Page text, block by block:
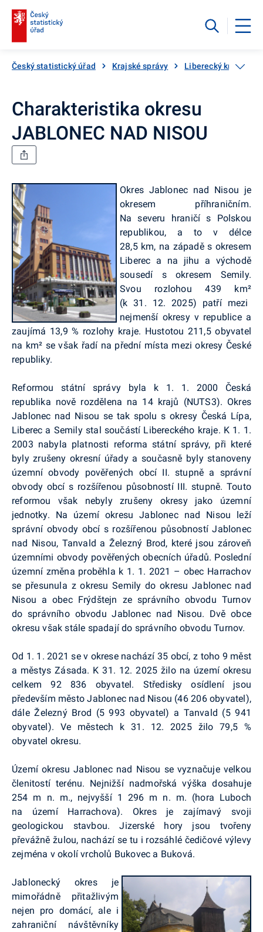
Český statistický úřad Krajské správy Liberecký kraj
Charakteristika okresu
JABLONEC NAD NISOU
Okres Jablonec nad Nisou je
okresem příhraničním.
Na severu hraničí s Polskou
republikou, a to v délce
28,5 km, na západě s okresem
Liberec a na jihu a východě
sousedí s okresem Semily.
Svou rozlohou 439 km²
(k 31. 12. 2025) patří mezi
nejmenší okresy v republice a
zaujímá 13,9 % rozlohy kraje. Hustotou 211,5 obyvatel
na km² se však řadí na přední místa mezi okresy České
republiky.
Reformou státní správy byla k 1. 1. 2000 Česká
republika nově rozdělena na 14 krajů (NUTS3). Okres
Jablonec nad Nisou se tak spolu s okresy Česká Lípa,
Liberec a Semily stal součástí Libereckého kraje. K 1. 1.
2003 nabyla platnosti reforma státní správy, při které
byly zrušeny okresní úřady a současně byly stanoveny
územní obvody pověřených obcí II. stupně a správní
obvody obcí s rozšířenou působností III. stupně. Touto
reformou však nebyly zrušeny okresy jako územní
jednotky. Na území okresu Jablonec nad Nisou leží
správní obvody obcí s rozšířenou působností Jablonec
nad Nisou, Tanvald a Železný Brod, které jsou zároveň
územními obvody pověřených obecních úřadů. Poslední
územní změna proběhla k 1. 1. 2021 – obec Harrachov
se přesunula z okresu Semily do okresu Jablonec nad
Nisou a obec Frýdštejn ze správního obvodu Turnov
do správního obvodu Jablonec nad Nisou. Dvě obce
okresu však stále spadají do správního obvodu Turnov.
Od 1. 1. 2021 se v okrese nachází 35 obcí, z toho 9 měst
a městys Zásada. K 31. 12. 2025 žilo na území okresu
celkem 92 836 obyvatel. Středisky osídlení jsou
především město Jablonec nad Nisou (46 206 obyvatel),
dále Železný Brod (5 993 obyvatel) a Tanvald (5 941
obyvatel). Ve městech k 31. 12. 2025 žilo 79,5 %
obyvatel okresu.
Území okresu Jablonec nad Nisou se vyznačuje velkou
členitostí terénu. Nejnižší nadmořská výška dosahuje
254 m n. m., nejvyšší 1 296 m n. m. (hora Luboch
na území Harrachova). Okres je zajímavý svoji
geologickou stavbou. Jizerské hory jsou tvořeny
převážně žulou, nachází se tu i rozsáhlé čedičové výlevy
zejména v okolí vrcholů Bukovec a Buková.
Jablonecký okres je
mimořádně přitažlivým
nejen pro domácí, ale i
zahraniční návštěvníky